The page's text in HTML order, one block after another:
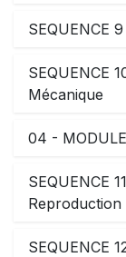
SEQUENCE
SEQUENCE
Mécanique
04 -
SEQUENCE
Reproduction
SEQUENCE